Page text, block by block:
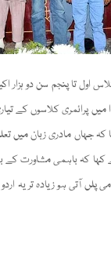
تا پنجم سن دو ہزار
میں پرائمری کلاسوں کے
مادری زبان میں
کہ باہمی مشاورت کے
آتی ہو زیادہ تر یہ